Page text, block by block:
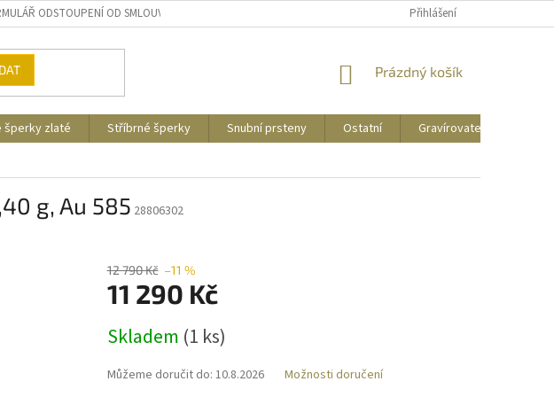
ODSTOUPENÍ OD SMLOUVY CENY DOPRAVYPřihlášení
NÁKUPNÍ
Prázdný košík
šperky zlaté Stříbrné šperky Snubní prsteny Ostatní Gravírovatelné
g, Au 585 28806302
12 790 Kč –11 %
11 290 Kč
cena:
Skladem (1 ks)
Můžeme doručit do: 10.8.2026 Možnosti doručení